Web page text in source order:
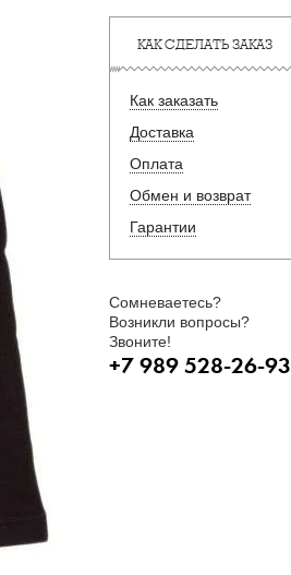
КАК СДЕЛАТЬ ЗАКАЗ
Как заказать
Доставка
Оплата
Обмен и возврат
Гарантии
Сомневаетесь?
Возникли вопросы?
Звоните!
+7 989 528-26-93